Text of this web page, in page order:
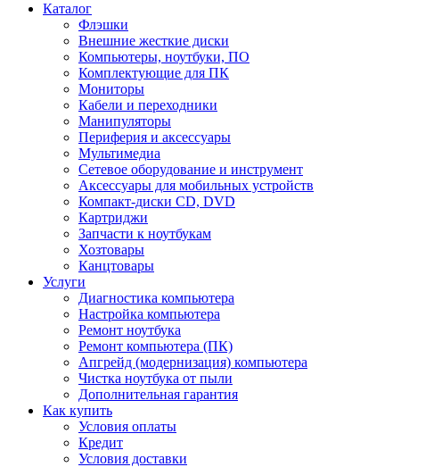
Каталог
Флэшки
Внешние жесткие диски
Компьютеры, ноутбуки, ПО
Комплектующие для ПК
Мониторы
Кабели и переходники
Манипуляторы
Периферия и аксессуары
Мультимедиа
Сетевое оборудование и инструмент
Аксессуары для мобильных устройств
Компакт-диски CD, DVD
Картриджи
Запчасти к ноутбукам
Хозтовары
Канцтовары
Услуги
Диагностика компьютера
Настройка компьютера
Ремонт ноутбука
Ремонт компьютера (ПК)
Апгрейд (модернизация) компьютера
Чистка ноутбука от пыли
Дополнительная гарантия
Как купить
Условия оплаты
Кредит
Условия доставки